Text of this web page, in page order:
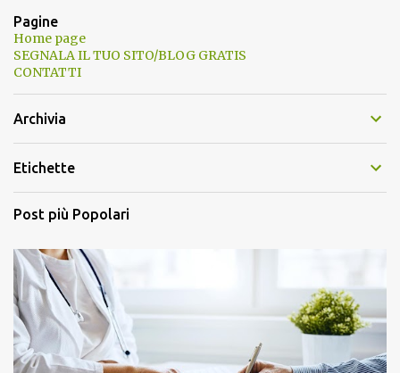
Pagine
Home page
SEGNALA IL TUO SITO/BLOG GRATIS
CONTATTI
Archivia
Etichette
Post più Popolari